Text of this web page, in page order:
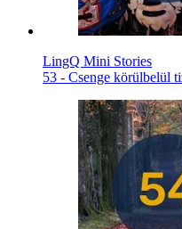
LingQ Mini Stories
53 - Csenge körülbelül